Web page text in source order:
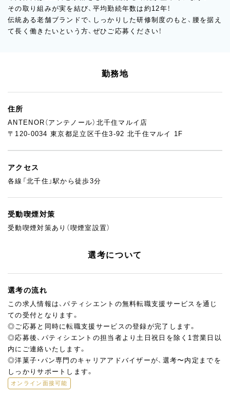
その取り組みが実を結び、平均勤続年数は約12年！
伝統ある老舗ブランドで、しっかりした研修制度のもと、腰を据え
て長く働きたいという方、ぜひご応募ください！
勤務地
住所
ANTENOR（アンテノール）北千住マルイ店
〒120-0034 東京都足立区千住3-92 北千住マルイ 1F
アクセス
各線「北千住」駅から徒歩3分
受動喫煙対策
受動喫煙対策あり（喫煙室設置）
選考について
選考の流れ
この求人情報は、パティシエントの無料転職支援サービスを通じ
ての受付となります。
◎ご応募と同時に転職支援サービスの登録が完了します。
◎応募後、パティシエントの担当者より土日祝日を除く1営業日以
内にご連絡いたします。
◎洋菓子・パン専門のキャリアアドバイザーが、選考〜内定までを
しっかりサポートします。
オンライン面接可能